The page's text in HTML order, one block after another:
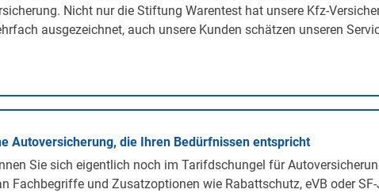
Nicht nur die Stiftung Warentest hat unsere Kfz-
ausgezeichnet, auch unsere Kunden schätzen unseren
Autoversicherung, die Ihren Bedürfnissen entspricht
Sie sich eigentlich noch im Tarifdschungel für
Fachbegriffe und Zusatzoptionen wie Rabattschutz, eVB oder